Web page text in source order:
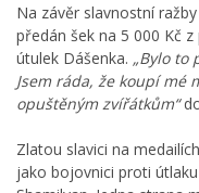
Na závěr slavnostní
předán šek na 5 000 Kč
útulek Dášenka. „Bylo to
Jsem ráda, že koupí mé
opuštěným zvířátkům“
Zlatou slavici na
jako bojovnici proti